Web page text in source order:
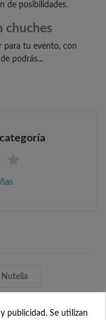
Nutella
de posibilidades.
chuches
para tu evento, con
podrás...
publicidad. Se utilizan